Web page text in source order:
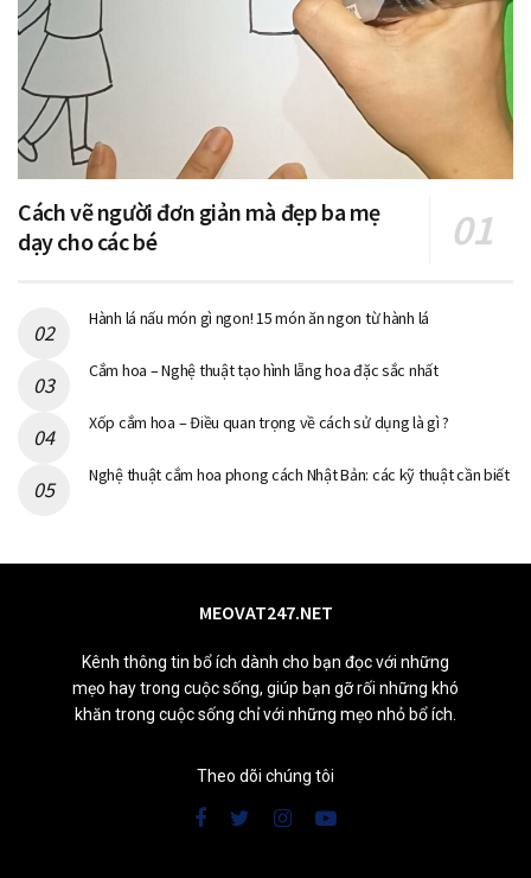
Cách vẽ người đơn giản mà đẹp ba mẹ
dạy cho các bé
Hành lá nấu món gì ngon! 15 món ăn ngon từ hành lá
Cắm hoa – Nghệ thuật tạo hình lẵng hoa đặc sắc nhất
Xốp cắm hoa – Điều quan trọng về cách sử dụng là gì ?
Nghệ thuật cắm hoa phong cách Nhật Bản: các kỹ thuật cần biết
MEOVAT247.NET
Kênh thông tin bổ ích dành cho bạn đọc với những
mẹo hay trong cuộc sống, giúp bạn gỡ rối những khó
khăn trong cuộc sống chỉ với những mẹo nhỏ bổ ích.
Theo dõi chúng tôi